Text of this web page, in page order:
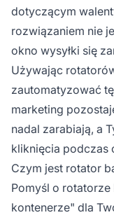
dotyczącym
rozwiązaniem nie
okno wysyłki się
Używając
zautomatyzować
marketing
nadal zarabiają, a
kliknięcia podczas
Czym jest rotator
Pomyśl o
kontenerze" dla